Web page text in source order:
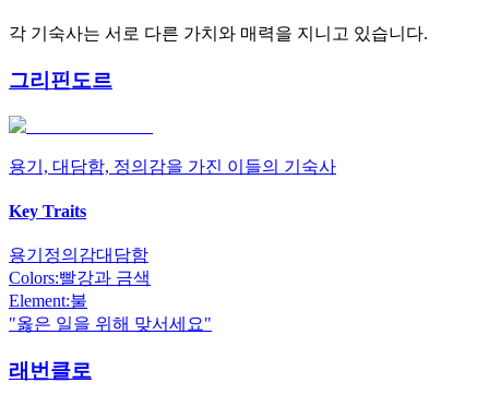
각 기숙사는 서로 다른 가치와 매력을 지니고 있습니다.
그리핀도르
용기, 대담함, 정의감을 가진 이들의 기숙사
Key Traits
용기 정의감대담함
Colors:빨강과 금색
Element:불
"옳은 일을 위해 맞서세요"
래번클로